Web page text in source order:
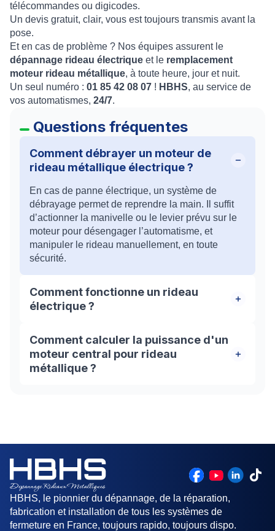
télécommandes ou digicodes.
Un devis gratuit, clair, vous est toujours transmis avant la
pose.
Et en cas de problème ? Nos équipes assurent le
dépannage rideau électrique et le remplacement
moteur rideau métallique, à toute heure, jour et nuit.
Un seul numéro : 01 85 42 08 07 ! HBHS, au service de
vos automatismes, 24/7.
Questions fréquentes
Comment débrayer un moteur de
rideau métallique électrique ?
En cas de panne électrique, un système de
débrayage permet de reprendre la main. Il suffit
d’actionner la manivelle ou le levier prévu sur le
moteur pour désengager l’automatisme, et
manipuler le rideau manuellement, en toute
sécurité.
Comment fonctionne un rideau
électrique ?
Le moteur, une fois activé, fait tourner l’axe sur
lequel s’enroule le rideau métallique. Ce
mécanisme motorisé est piloté depuis un boîtier
mural, une télécommande ou une clé de
Comment calculer la puissance d'un
moteur central pour rideau
métallique ?
HBHS, le pionnier du dépannage, de la réparation,
fabrication et installation de tous les systèmes de
fermeture en France, toujours rapido, toujours dispo.